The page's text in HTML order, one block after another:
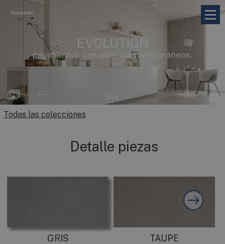
1
EVOLUTION
pavimentos con aires contemporáneos.
Todas las colecciones
Detalle piezas
GRIS TAUPE